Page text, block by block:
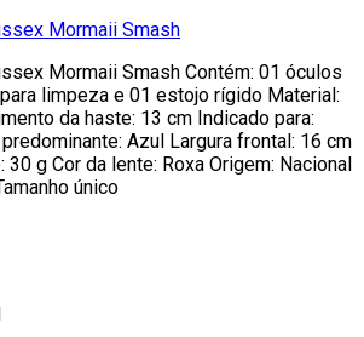
Mormaii Smash
Mormaii Smash Contém: 01 óculos
limpeza e 01 estojo rígido Material:
da haste: 13 cm Indicado para:
Azul Largura frontal: 16 cm
g Cor da lente: Roxa Origem: Nacional
único